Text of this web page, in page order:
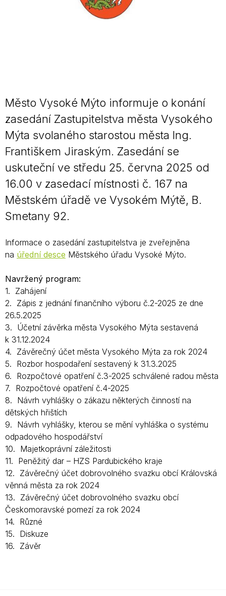
Město Vysoké Mýto informuje o konání
zasedání Zastupitelstva města Vysokého
Mýta svolaného starostou města Ing.
Františkem Jiraským. Zasedání se
uskuteční ve středu 25. června 2025 od
16.00 v zasedací místnosti č. 167 na
Městském úřadě ve Vysokém Mýtě, B.
Smetany 92.
Informace o zasedání zastupitelstva je zveřejněna
na úřední desce Městského úřadu Vysoké Mýto.
Navržený program:
1. Zahájení
2. Zápis z jednání finančního výboru č.2-2025 ze dne
26.5.2025
3. Účetní závěrka města Vysokého Mýta sestavená
k 31.12.2024
4. Závěrečný účet města Vysokého Mýta za rok 2024
5. Rozbor hospodaření sestavený k 31.3.2025
6. Rozpočtové opatření č.3-2025 schválené radou města
7. Rozpočtové opatření č.4-2025
8. Návrh vyhlášky o zákazu některých činností na
dětských hřištích
9. Návrh vyhlášky, kterou se mění vyhláška o systému
odpadového hospodářství
10. Majetkoprávní záležitosti
11. Peněžitý dar – HZS Pardubického kraje
12. Závěrečný účet dobrovolného svazku obcí Královská
věnná města za rok 2024
13. Závěrečný účet dobrovolného svazku obcí
Českomoravské pomezí za rok 2024
14. Různé
15. Diskuze
16. Závěr